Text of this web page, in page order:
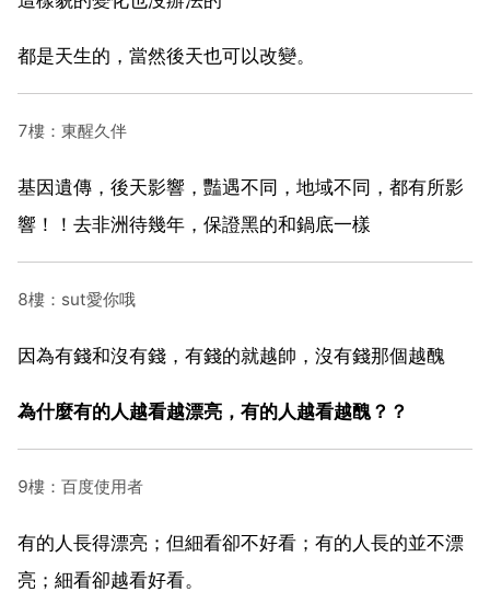
都是天生的，當然後天也可以改變。
7樓：東醒久伴
基因遺傳，後天影響，豔遇不同，地域不同，都有所影
響！！去非洲待幾年，保證黑的和鍋底一樣
8樓：sut愛你哦
因為有錢和沒有錢，有錢的就越帥，沒有錢那個越醜
為什麼有的人越看越漂亮，有的人越看越醜？？
9樓：百度使用者
有的人長得漂亮；但細看卻不好看；有的人長的並不漂
亮；細看卻越看好看。